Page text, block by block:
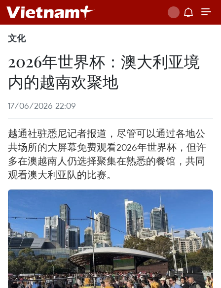
文化
2026年世界杯：澳大利亚境
内的越南欢聚地
17/06/2026 22:09
越通社驻悉尼记者报道，尽管可以通过各地公
共场所的大屏幕免费观看2026年世界杯，但许
多在澳越南人仍选择聚集在熟悉的餐馆，共同
观看澳大利亚队的比赛。